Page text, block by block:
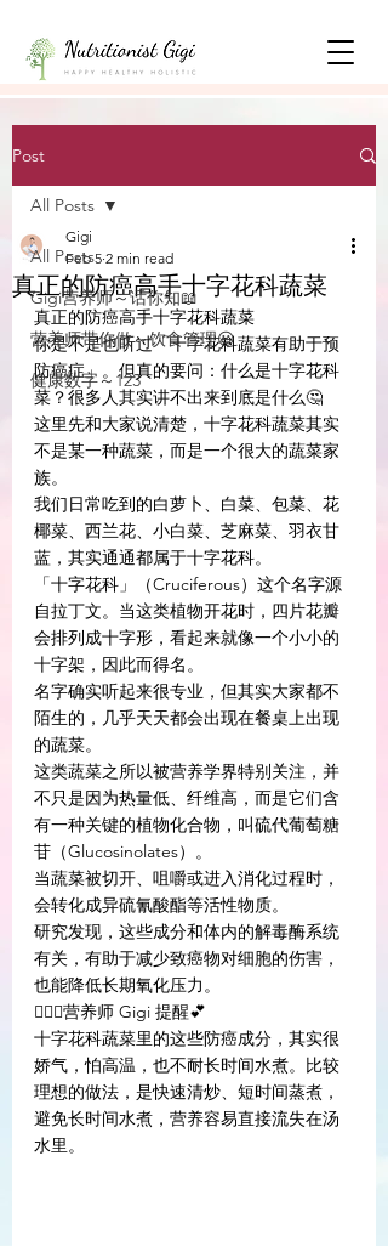
Post
All Posts
Gigi营养师～话你知📖
营养师带你做～饮食管理😃
健康数字～123
All Posts
真正的防癌高手十字花科蔬菜
Gigi
Feb 5 2 min read
真正的防癌高手十字花科蔬菜
你是不是也听过「十字花科蔬菜有助于预
防癌症」。但真的要问：什么是十字花科
菜？很多人其实讲不出来到底是什么🤔
这里先和大家说清楚，十字花科蔬菜其实
不是某一种蔬菜，而是一个很大的蔬菜家
族。
我们日常吃到的白萝卜、白菜、包菜、花
椰菜、西兰花、小白菜、芝麻菜、羽衣甘
蓝，其实通通都属于十字花科。
「十字花科」（Cruciferous）这个名字源
自拉丁文。当这类植物开花时，四片花瓣
会排列成十字形，看起来就像一个小小的
十字架，因此而得名。
名字确实听起来很专业，但其实大家都不
陌生的，几乎天天都会出现在餐桌上出现
的蔬菜。
这类蔬菜之所以被营养学界特别关注，并
不只是因为热量低、纤维高，而是它们含
有一种关键的植物化合物，叫硫代葡萄糖
苷（Glucosinolates）。
当蔬菜被切开、咀嚼或进入消化过程时，
会转化成异硫氰酸酯等活性物质。
研究发现，这些成分和体内的解毒酶系统
有关，有助于减少致癌物对细胞的伤害，
也能降低长期氧化压力。
👩🏻‍⚕️营养师 Gigi 提醒💕
十字花科蔬菜里的这些防癌成分，其实很
娇气，怕高温，也不耐长时间水煮。比较
理想的做法，是快速清炒、短时间蒸煮，
避免长时间水煮，营养容易直接流失在汤
水里。